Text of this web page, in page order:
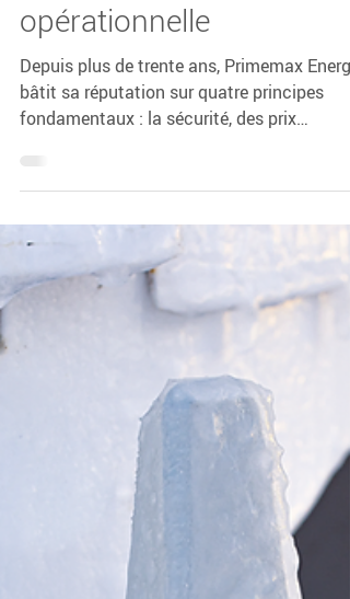
5 mai
5 min de lecture
Primemax Energy et
opérationnelle
Depuis plus de trente ans, Primemax Energy
bâtit sa réputation sur quatre principes
fondamentaux : la sécurité, des prix
compétitifs, un service exceptionnel et
l’excellence opérationnelle.